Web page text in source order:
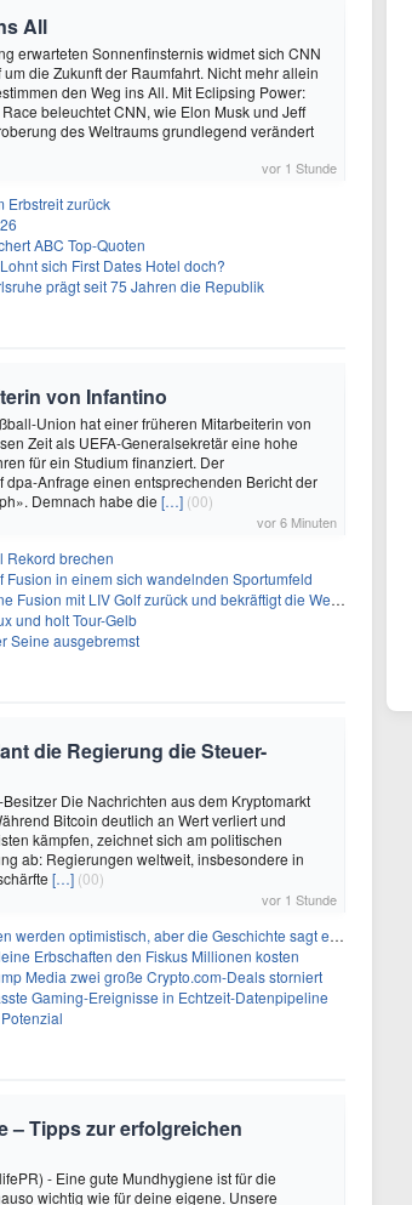
All
erwarteten Sonnenfinsternis widmet sich CNN
die Zukunft der Raumfahrt. Nicht mehr allein
den Weg ins All. Mit Eclipsing Power:
beleuchtet CNN, wie Elon Musk und Jeff
des Weltraums grundlegend verändert
vor 1 Stunde
Erbstreit zurück
ABC Top-Quoten
sich First Dates Hotel doch?
prägt seit 75 Jahren die Republik
von Infantino
Union hat einer früheren Mitarbeiterin von
Zeit als UEFA-Generalsekretär eine hohe
für ein Studium finanziert. Der
dpa-Anfrage einen entsprechenden Bericht der
Demnach habe die […] (00)
vor 6 Minuten
Rekord brechen
Fusion in einem sich wandelnden Sportumfeld
LIV Golf zurück und bekräftigt die Wettbewerbslandschaft
und holt Tour-Gelb
Seine ausgebremst
die Regierung die Steuer-
Die Nachrichten aus dem Kryptomarkt
Bitcoin deutlich an Wert verliert und
kämpfen, zeichnet sich am politischen
ab: Regierungen weltweit, insbesondere in
[…] (00)
vor 1 Stunde
optimistisch, aber die Geschichte sagt etwas anderes
Erbschaften den Fiskus Millionen kosten
Media zwei große Crypto.com-Deals storniert
Gaming-Ereignisse in Echtzeit-Datenpipeline
– Tipps zur erfolgreichen
- Eine gute Mundhygiene ist für die
wichtig wie für deine eigene. Unsere